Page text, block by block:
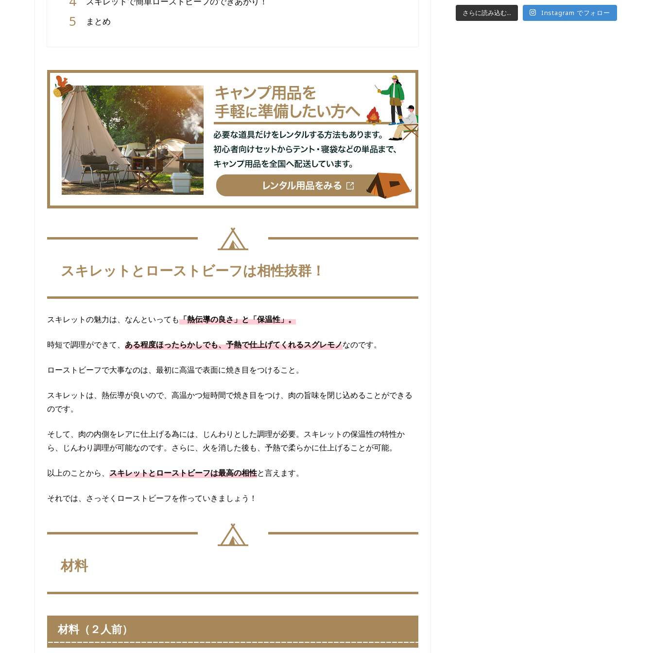
まとめ
スキレットとローストビーフは相性抜群！
スキレットの魅力は、なんといっても「熱伝導の良さ」と「保温性」。
時短で調理ができて、 ある程度ほったらかしでも、予熱で仕上げてくれるスグレモノなのです。
ローストビーフで大事なのは、最初に高温で表面に焼き目をつけること。
スキレットは、熱伝導が良いので、高温かつ短時間で焼き目をつけ、肉の旨味を閉じ込めることができる
のです。
そして、肉の内側をレアに仕上げる為には、じんわりとした調理が必要。スキレットの保温性の特性か
ら、じんわり調理が可能なのです。さらに、火を消した後も、予熱で柔らかに仕上げることが可能。
以上のことから、 スキレットとローストビーフは最高の相性と言えます。
それでは、さっそくローストビーフを作っていきましょう！
材料
材料（２人前）
さらに読み込む... Instagram でフォロー